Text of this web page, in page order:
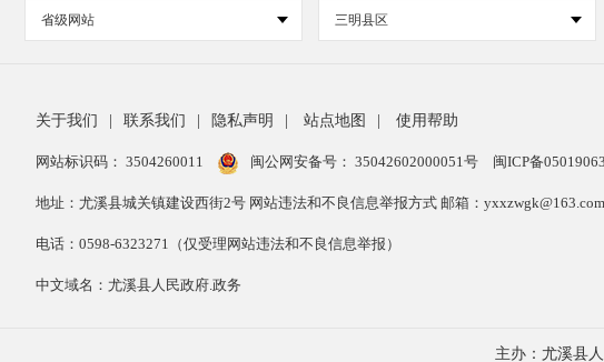
省级网站 三明县区
关于我们 联系我们 隐私声明 站点地图 使用帮助
网站标识码： 3504260011 闽公网安备号： 35042602000051号 闽ICP备
地址：尤溪县城关镇建设西街2号 网站违法和不良信息举报方式 邮箱：yxxzwgk@163.com
电话：0598-6323271（仅受理网站违法和不良信息举报）
中文域名：尤溪县人民政府.政务
主办：尤溪县